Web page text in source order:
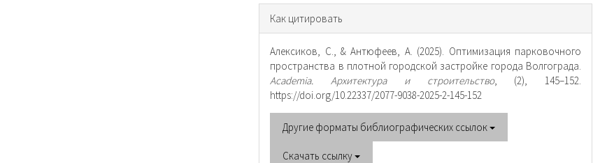
Информация
о статье
Как цитировать
Алексиков, С., & Антюфеев, А. (2025). Оптимизация парковочного
пространства в плотной городской застройке города Волгограда.
Academia. Архитектура и строительство, (2), 145–152.
https://doi.org/10.22337/2077-9038-2025-2-145-152
Другие форматы библиографических ссылок
Скачать ссылку